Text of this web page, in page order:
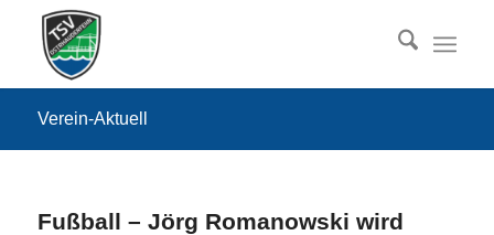
Verein-Aktuell
Fußball – Jörg Romanowski wird